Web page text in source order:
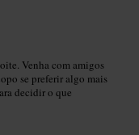
Venha com amigos
se preferir algo mais
decidir o que